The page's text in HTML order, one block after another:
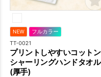
NEW フルカラー
TT-0021
プリントしやすいコットン
シャーリングハンドタオル
(厚手)